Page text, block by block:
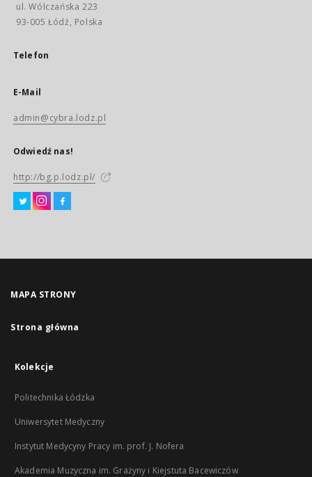
ul. Wólczańska 223
93-005 Łódź, Polska
Telefon
E-Mail
admin@cybra.lodz.pl
Odwiedź nas!
http://bg.p.lodz.pl/
MAPA STRONY
Strona główna
Kolekcje
Politechnika Łódzka
Uniwersytet Medyczny
Instytut Medycyny Pracy im. prof. J. Nofera
Akademia Muzyczna im. Grażyny i Kiejstuta Bacewiczów